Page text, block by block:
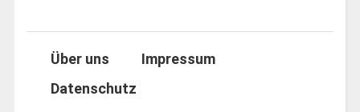
Über uns
Impressum
Datenschutz